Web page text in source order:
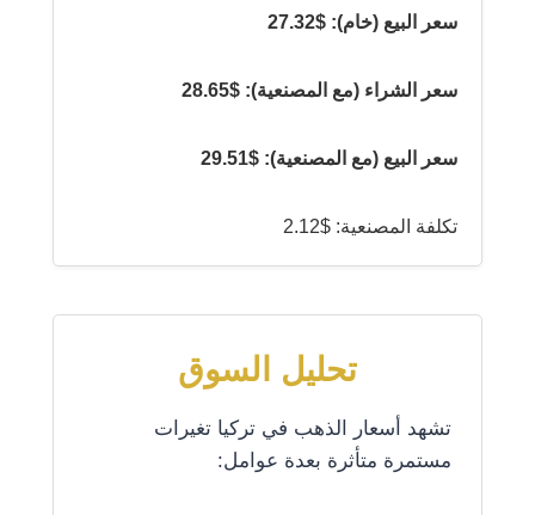
سعر البيع (خام): $27.32
سعر الشراء (مع المصنعية): $28.65
سعر البيع (مع المصنعية): $29.51
تكلفة المصنعية: $2.12
تحليل السوق
تشهد أسعار الذهب في تركيا تغيرات
مستمرة متأثرة بعدة عوامل: